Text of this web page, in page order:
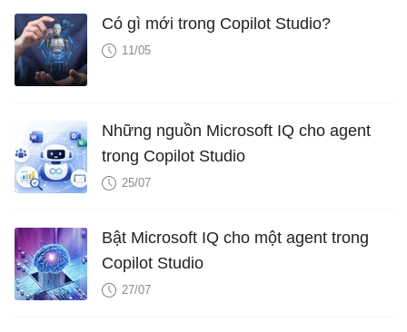
Có gì mới trong Copilot Studio?
11/05
Những nguồn Microsoft IQ cho agent
trong Copilot Studio
25/07
Bật Microsoft IQ cho một agent trong
Copilot Studio
27/07